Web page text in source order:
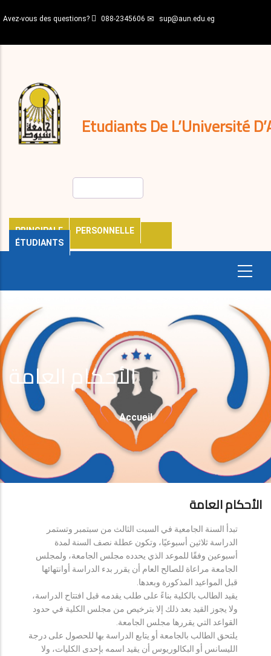
au
principal
Avez-vous des questions? 088-2345606 sup@aun.edu.eg
Etudiants De L’Université
PRINCIPALE
PERSONNELLE
ÉTUDIANTS
décisions
Expatriés
Journal
الأحكام العامة
Fil
D'Ariane
Accueil
الأحكام العامة
تبدأ السنة الجامعية في السبت الثالث من سبتمبر وتستمر
الدراسة ثلاثين أسبوعيًا، وتكون عطلة نصف السنة لمدة
أسبوعين وفقًا للموعد الذي يحدده مجلس الجامعة، ولمجلس
الجامعة مراعاة للصالح العام أن يقرر بدء الدراسة أوانتهائها
قبل المواعيد المذكورة وبعدها.
يقيد الطالب بالكلية بناءً على طلب يقدمه قبل افتتاح الدراسة،
ولا يجوز القيد بعد ذلك إلا بترخيص من مجلس الكلية في حدود
القواعد التي يقررها مجلس الجامعة.
يلتحق الطالب بالجامعة أو يتابع الدراسة بها للحصول على درجة
الليسانس أو البكالوريوس أن يقيد اسمه بإحدى الكليات، ولا